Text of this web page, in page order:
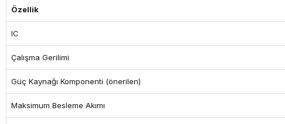
Özellik
IC
Çalışma Gerilimi
Güç Kaynağı Komponenti (önerilen)
Maksimum Besleme Akımı